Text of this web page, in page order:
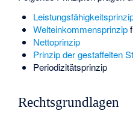
Welteinkommensprinzip
Nettoprinzip
Prinzip der gestaffelten
Periodizitätsprinzip
Rechtsgrundlagen